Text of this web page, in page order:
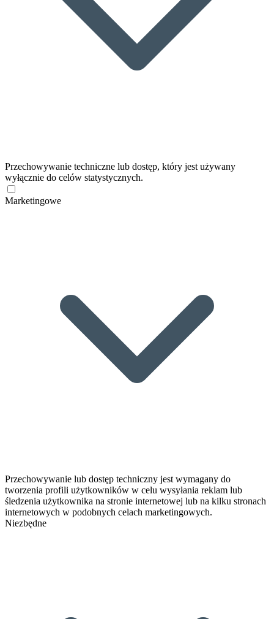
Przechowywanie techniczne lub dostęp, który jest używany
wyłącznie do celów statystycznych.
Marketingowe
Przechowywanie lub dostęp techniczny jest wymagany do
tworzenia profili użytkowników w celu wysyłania reklam lub
śledzenia użytkownika na stronie internetowej lub na kilku stronach
internetowych w podobnych celach marketingowych.
Niezbędne